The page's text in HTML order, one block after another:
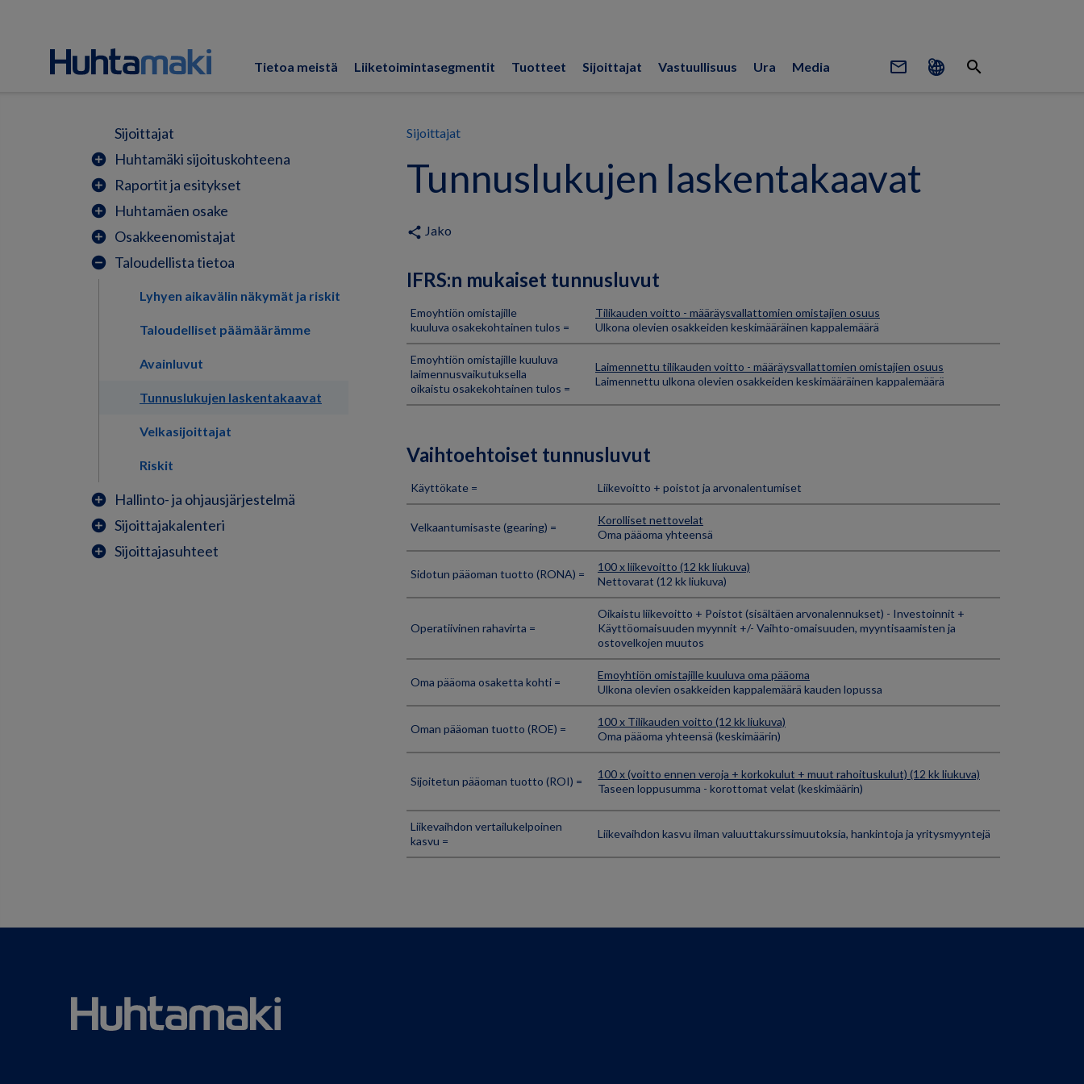
Tietoa meistä Liiketoimintasegmentit Tuotteet Sijoittajat Vastuullisuus Ura Media mail_outline search
Sijoittajat
add_circle Huhtamäki sijoituskohteena
add_circle Raportit ja esitykset
add_circle Huhtamäen osake
add_circle Osakkeenomistajat
remove_circle Taloudellista tietoa
Lyhyen aikavälin näkymät ja riskit
Taloudelliset päämäärämme
Avainluvut
Tunnuslukujen laskentakaavat
Velkasijoittajat
Riskit
add_circle Hallinto- ja ohjausjärjestelmä
add_circle Sijoittajakalenteri
add_circle Sijoittajasuhteet
Sijoittajat
Tunnuslukujen laskentakaavat
share Jako
IFRS:n mukaiset tunnusluvut
Emoyhtiön omistajille
kuuluva osakekohtainen tulos =
Tilikauden voitto - määräysvallattomien omistajien osuus
Ulkona olevien osakkeiden keskimääräinen kappalemäärä
Emoyhtiön omistajille kuuluva
laimennusvaikutuksella
oikaistu osakekohtainen tulos =
Laimennettu tilikauden voitto - määräysvallattomien omistajien osuus
Laimennettu ulkona olevien osakkeiden keskimääräinen kappalemäärä
Vaihtoehtoiset tunnusluvut
Käyttökate = Liikevoitto + poistot ja arvonalentumiset
Velkaantumisaste (gearing) =
Korolliset nettovelat
Oma pääoma yhteensä
Sidotun pääoman tuotto (RONA) =
100 x liikevoitto (12 kk liukuva)
Nettovarat (12 kk liukuva)
Operatiivinen rahavirta =
Oikaistu liikevoitto + Poistot (sisältäen arvonalennukset) - Investoinnit +
Käyttöomaisuuden myynnit +/- Vaihto-omaisuuden, myyntisaamisten ja
ostovelkojen muutos
Oma pääoma osaketta kohti =
Emoyhtiön omistajille kuuluva oma pääoma
Ulkona olevien osakkeiden kappalemäärä kauden lopussa
Oman pääoman tuotto (ROE) =
100 x Tilikauden voitto (12 kk liukuva)
Oma pääoma yhteensä (keskimäärin)
Sijoitetun pääoman tuotto (ROI) =
100 x (voitto ennen veroja + korkokulut + muut rahoituskulut) (12 kk liukuva)
Taseen loppusumma - korottomat velat (keskimäärin)
Liikevaihdon vertailukelpoinen
kasvu =
Liikevaihdon kasvu ilman valuuttakurssimuutoksia, hankintoja ja yritysmyyntejä